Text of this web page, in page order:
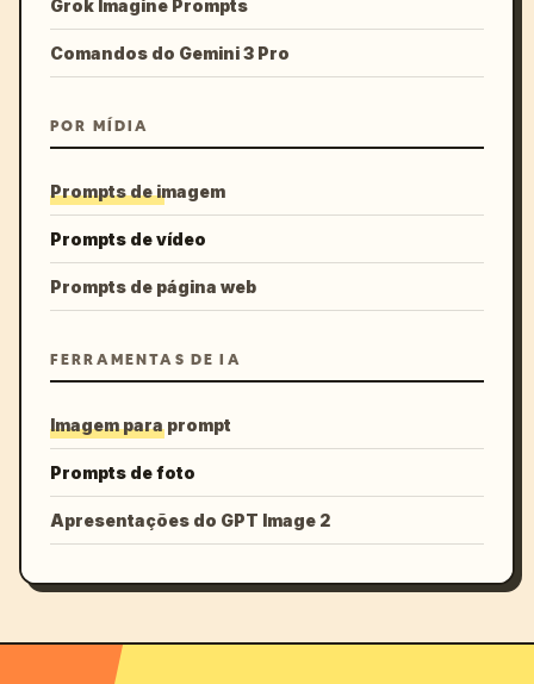
Grok Imagine Prompts
Comandos do Gemini 3 Pro
POR MÍDIA
Prompts de imagem
Prompts de vídeo
Prompts de página web
FERRAMENTAS DE IA
Imagem para prompt
Prompts de foto
Apresentações do GPT Image 2